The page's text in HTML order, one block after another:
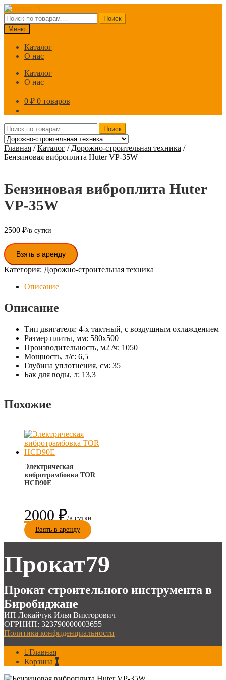
Перейти
к
навигации
Перейти
к
содержимому
Искать:
Поиск
Меню
Каталог
О нас
Каталог
О нас
0 ₽ 0 товаров
Искать: Поиск
Главная /Каталог / Дорожно-строительная техника /
Бензиновая виброплита Huter VP-35W
Бензиновая виброплита Huter
VP-35W
2500 ₽
Количество
товара
Бензиновая
виброплита
35W
Взять в аренду
Категория: Дорожно-строительная техника
Описание
Описание
Тип двигателя: 4-х тактный, с воздушным охлаждением
Размер плиты, мм: 580х500
Производительность, м2 /ч: 1050
Мощность, л/с: 6,5
Глубина уплотнения, см: 35
Бак для воды, л: 13,3
Похожие
Электрическая
вибротрамбовка TOR
HCD90E
2000 ₽
Взять в аренду
Прокат79
Прокат строительного инструмента в
Биробиджане
ИП Локайчук Илья Викторович
ОГРНИП: 323790000003655
Политика конфиденциальности
Главная
Корзина 0